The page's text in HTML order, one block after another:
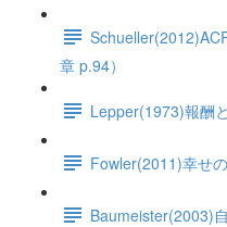
章 p.94）
Lepper(1973)報酬
Fowler(2011)幸せ
Baumeister(2003)